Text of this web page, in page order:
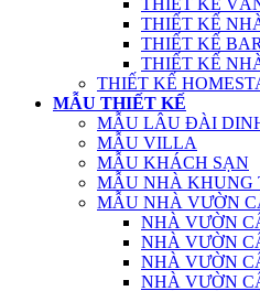
THIẾT KẾ
THIẾT KẾ
THIẾT KẾ
THIẾT KẾ
THIẾT KẾ
MẪU THIẾT KẾ
MẪU LÂU ĐÀI
MẪU VILLA
MẪU KHÁCH SẠN
MẪU NHÀ KHUNG
MẪU NHÀ VƯỜN
NHÀ VƯỜN
NHÀ VƯỜN
NHÀ VƯỜN
NHÀ VƯỜN